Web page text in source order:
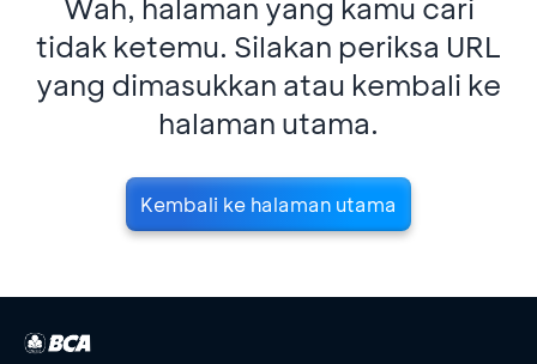
Wah, halaman yang kamu cari
tidak ketemu. Silakan periksa URL
yang dimasukkan atau kembali ke
halaman utama.
Kembali ke halaman utama